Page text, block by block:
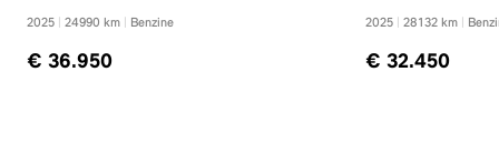
2025 24990 km Benzine
€ 36.950
2025 28132 km
€ 32.450